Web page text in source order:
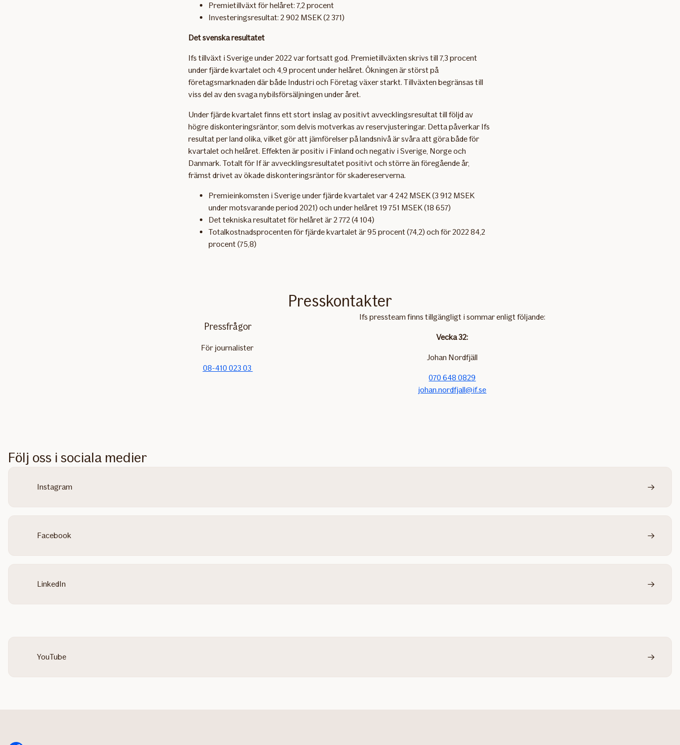
Premietillväxt för helåret: 7,2 procent
Investeringsresultat: 2 902 MSEK (2 371)
Det svenska resultatet
Ifs tillväxt i Sverige under 2022 var fortsatt god. Premietillväxten skrivs till 7,3 procent
under fjärde kvartalet och 4,9 procent under helåret. Ökningen är störst på
företagsmarknaden där både Industri och Företag växer starkt. Tillväxten begränsas till
viss del av den svaga nybilsförsäljningen under året.
Under fjärde kvartalet finns ett stort inslag av positivt avvecklingsresultat till följd av
högre diskonteringsräntor, som delvis motverkas av reservjusteringar. Detta påverkar Ifs
resultat per land olika, vilket gör att jämförelser på landsnivå är svåra att göra både för
kvartalet och helåret. Effekten är positiv i Finland och negativ i Sverige, Norge och
Danmark. Totalt för If är avvecklingsresultatet positivt och större än föregående år,
främst drivet av ökade diskonteringsräntor för skadereserverna.
Premieinkomsten i Sverige under fjärde kvartalet var 4 242 MSEK (3 912 MSEK
under motsvarande period 2021) och under helåret 19 751 MSEK (18 657)
Det tekniska resultatet för helåret är 2 772 (4 104)
Totalkostnadsprocenten för fjärde kvartalet är 95 procent (74,2) och för 2022 84,2
procent (75,8)
Presskontakter
Pressfrågor
För journalister
08-410 023 03
Ifs pressteam finns tillgängligt i sommar enligt följande:
Vecka 32:
Johan Nordfjäll
070 648 0829
johan.nordfjall@if.se
Följ oss i sociala medier
Instagram
Facebook
LinkedIn
YouTube